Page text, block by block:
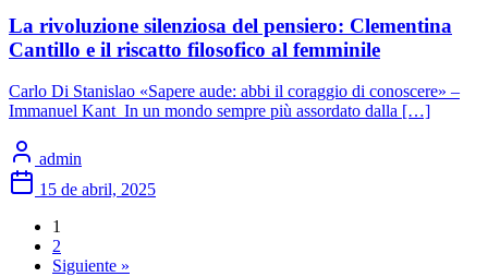
La rivoluzione silenziosa del pensiero: Clementina
Cantillo e il riscatto filosofico al femminile
Carlo Di Stanislao «Sapere aude: abbi il coraggio di conoscere» –
Immanuel Kant In un mondo sempre più assordato dalla […]
admin
15 de abril, 2025
1
2
Siguiente »